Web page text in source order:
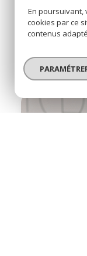
En poursuivant,
cookies par ce
contenus